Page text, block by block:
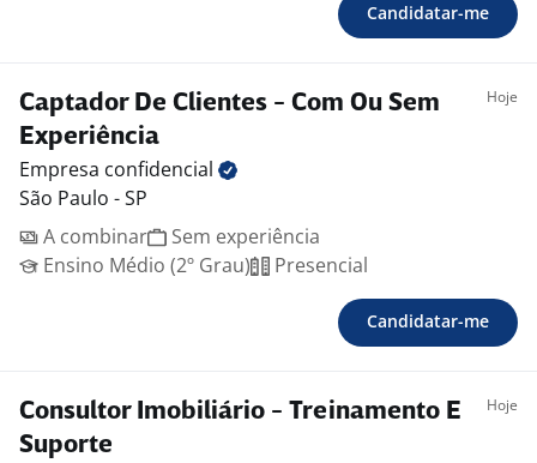
Candidatar-me
Captador De Clientes - Com Ou Sem
Experiência
Hoje
Empresa confidencial
São Paulo - SP
A combinar
Sem experiência
Ensino Médio (2º Grau)
Presencial
Candidatar-me
Consultor Imobiliário - Treinamento E
Suporte
Hoje